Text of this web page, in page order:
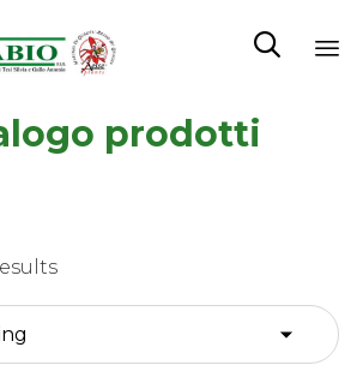

prodotti